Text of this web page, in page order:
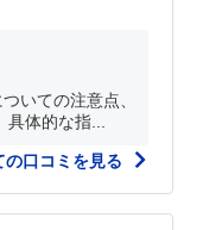
いての注意点、
体的な指...
の口コミを見る